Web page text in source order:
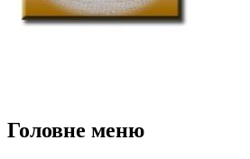
Головне меню